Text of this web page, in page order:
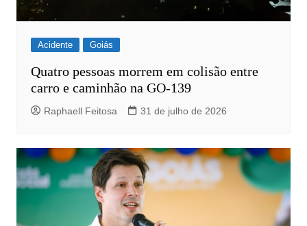
Acidente Goiás
Quatro pessoas morrem em colisão entre
carro e caminhão na GO-139
Raphaell Feitosa 31 de julho de 2026